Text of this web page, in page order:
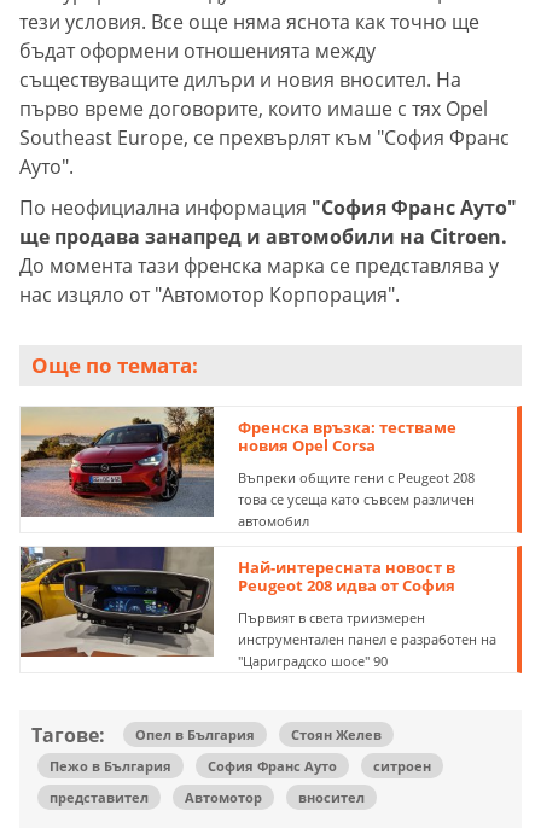
тези условия. Все още няма яснота как точно ще
бъдат оформени отношенията между
съществуващите дилъри и новия вносител. На
първо време договорите, които имаше с тях Opel
Southeast Europe, се прехвърлят към "София Франс
Ауто".
По неофициална информация "София Франс Ауто"
ще продава занапред и автомобили на Citroen.
До момента тази френска марка се представлява у
нас изцяло от "Автомотор Корпорация".
Още по темата:
Френска връзка: тестваме
новия Opel Corsa
Въпреки общите гени с Peugeot 208
това се усеща като съвсем различен
автомобил
Най-интересната новост в
Peugeot 208 идва от София
Първият в света триизмерен
инструментален панел е разработен на
"Цариградско шосе" 90
Тагове: Опел в България
Стоян Желев
Пежо в България
София Франс Ауто
ситроен
представител
Автомотор вносител